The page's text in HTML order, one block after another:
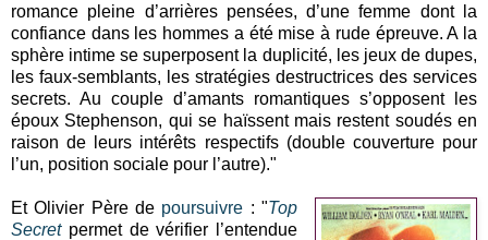
romance pleine d’arrières pensées, d’une femme dont la
confiance dans les hommes a été mise à rude épreuve. A la
sphère intime se superposent la duplicité, les jeux de dupes,
les faux-semblants, les stratégies destructrices des services
secrets. Au couple d’amants romantiques s’opposent les
époux Stephenson, qui se haïssent mais restent soudés en
raison de leurs intérêts respectifs (double couverture pour
l’un, position sociale pour l’autre)."
Et Olivier Père de poursuivre : "Top
Secretpermet de vérifier l’entendue